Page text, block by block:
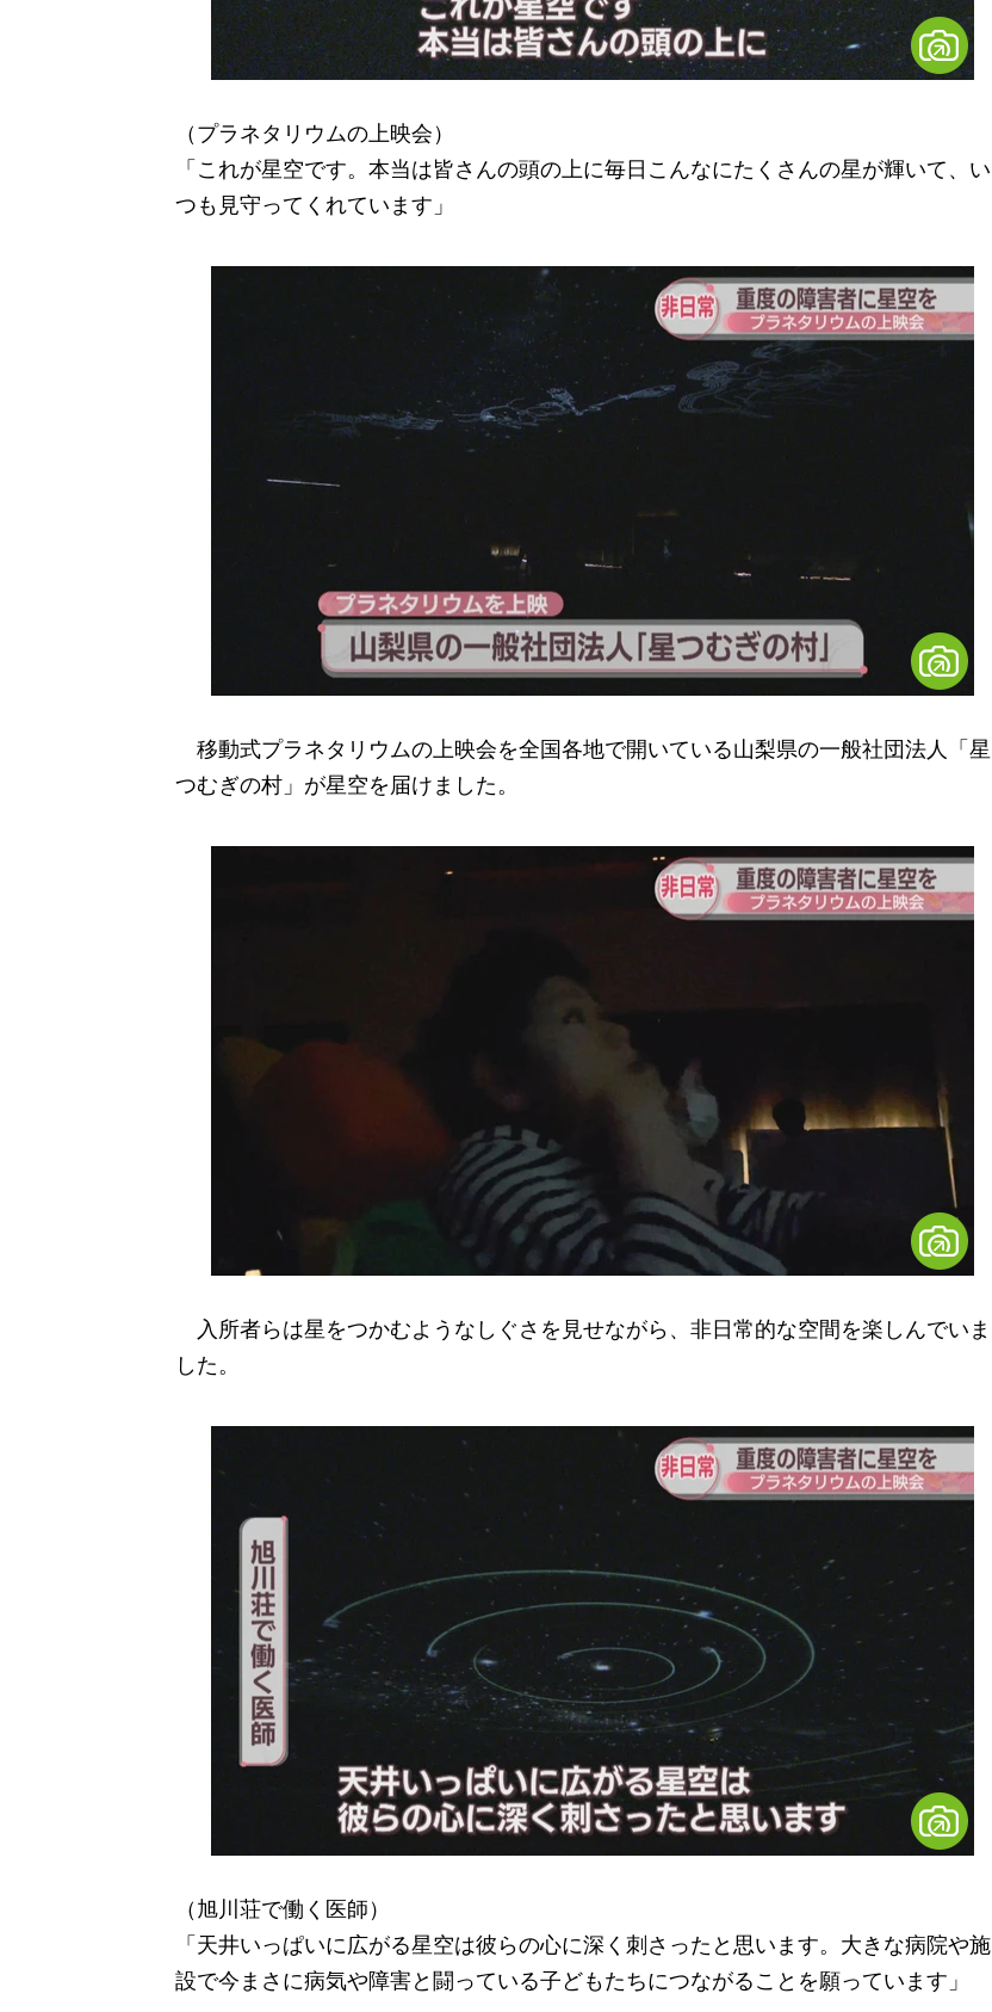
（プラネタリウムの上映会）
「これが星空です。本当は皆さんの頭の上に毎日こんなにたくさんの星が輝いて、い
つも見守ってくれています」
移動式プラネタリウムの上映会を全国各地で開いている山梨県の一般社団法人「星
つむぎの村」が星空を届けました。
入所者らは星をつかむようなしぐさを見せながら、非日常的な空間を楽しんでいま
した。
（旭川荘で働く医師）
「天井いっぱいに広がる星空は彼らの心に深く刺さったと思います。大きな病院や施
設で今まさに病気や障害と闘っている子どもたちにつながることを願っています」